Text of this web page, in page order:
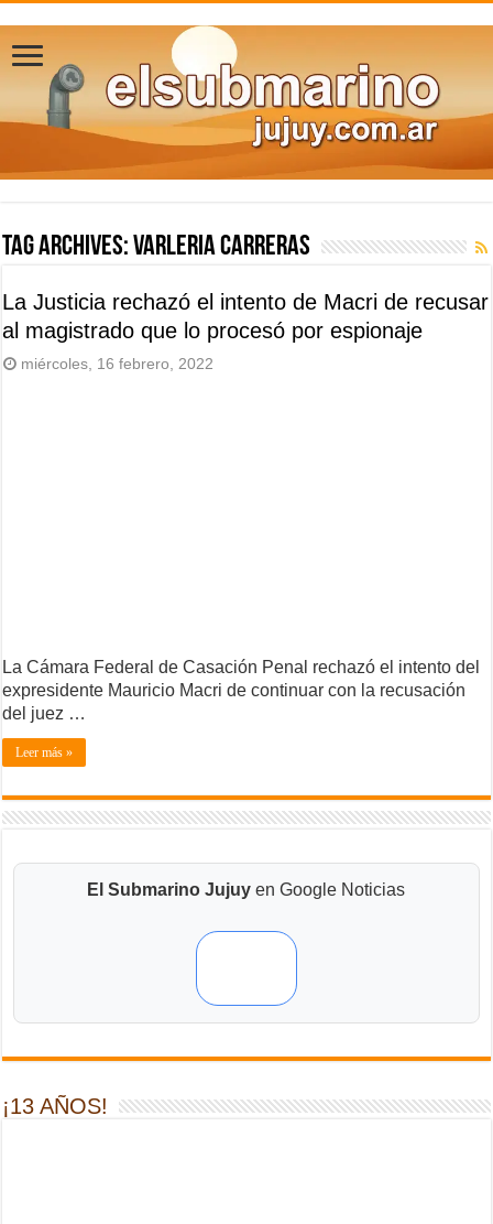
Tag Archives:Varleria Carreras
La Justicia rechazó el intento de Macri de recusar
al magistrado que lo procesó por espionaje
miércoles, 16 febrero, 2022
La Cámara Federal de Casación Penal rechazó el intento del
expresidente Mauricio Macri de continuar con la recusación
del juez …
Leer más »
El Submarino Jujuy en Google Noticias
¡13 AÑOS!